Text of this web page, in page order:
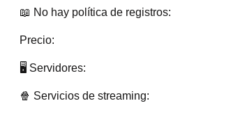
📖 No hay política de registros:
Precio:
🖥️ Servidores:
🍿 Servicios de streaming: